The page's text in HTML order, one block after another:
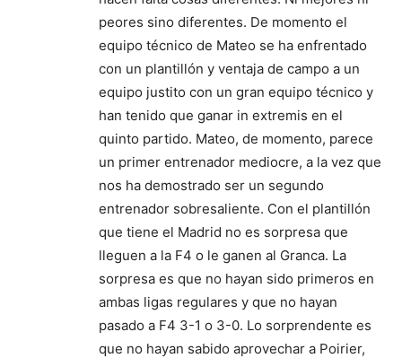
peores sino diferentes. De momento el
equipo técnico de Mateo se ha enfrentado
con un plantillón y ventaja de campo a un
equipo justito con un gran equipo técnico y
han tenido que ganar in extremis en el
quinto partido. Mateo, de momento, parece
un primer entrenador mediocre, a la vez que
nos ha demostrado ser un segundo
entrenador sobresaliente. Con el plantillón
que tiene el Madrid no es sorpresa que
lleguen a la F4 o le ganen al Granca. La
sorpresa es que no hayan sido primeros en
ambas ligas regulares y que no hayan
pasado a F4 3-1 o 3-0. Lo sorprendente es
que no hayan sabido aprovechar a Poirier,